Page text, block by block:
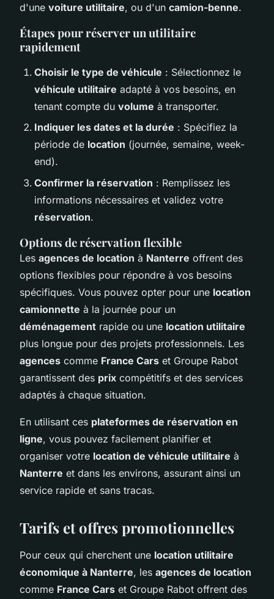
d'une voiture utilitaire, ou d'un camion-benne.
Étapes pour réserver un utilitaire
rapidement
Choisir le type de véhicule : Sélectionnez le
véhicule utilitaire adapté à vos besoins, en
tenant compte du volume à transporter.
Indiquer les dates et la durée : Spécifiez la
période de location (journée, semaine, week-
end).
Confirmer la réservation : Remplissez les
informations nécessaires et validez votre
réservation.
Options de réservation flexible
Les agences de location à Nanterre offrent des
options flexibles pour répondre à vos besoins
spécifiques. Vous pouvez opter pour une location
camionnette à la journée pour un
déménagement rapide ou une location utilitaire
plus longue pour des projets professionnels. Les
agences comme France Cars et Groupe Rabot
garantissent des prix compétitifs et des services
adaptés à chaque situation.
En utilisant ces plateformes de réservation en
ligne, vous pouvez facilement planifier et
organiser votre location de véhicule utilitaire à
Nanterre et dans les environs, assurant ainsi un
service rapide et sans tracas.
Tarifs et offres promotionnelles
Pour ceux qui cherchent une location utilitaire
économique à Nanterre, les agences de location
comme France Cars et Groupe Rabot offrent des